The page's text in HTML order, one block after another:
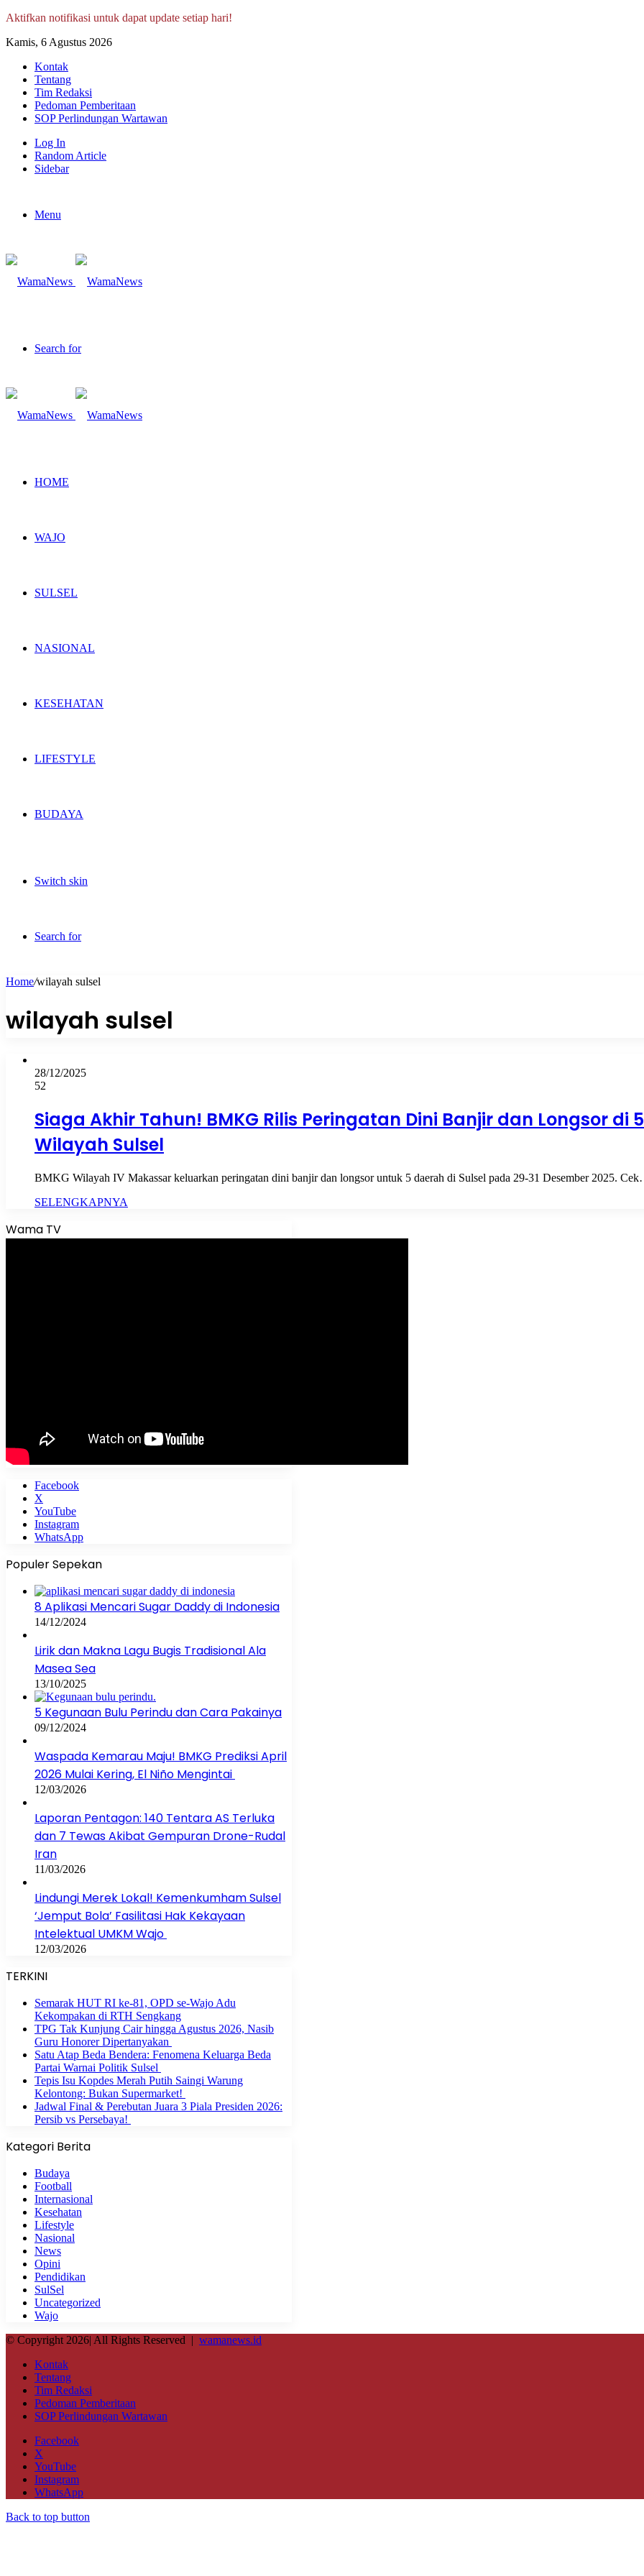
Aktifkan notifikasi untuk dapat update setiap hari!
Kamis, 6 Agustus 2026
Kontak
Tentang
Tim Redaksi
Pedoman Pemberitaan
SOP Perlindungan Wartawan
Log In
Random Article
Sidebar
Menu
Search for
HOME
WAJO
SULSEL
NASIONAL
KESEHATAN
LIFESTYLE
BUDAYA
Switch skin
Search for
Home/wilayah sulsel
wilayah sulsel
28/12/2025
52
Siaga Akhir Tahun! BMKG Rilis Peringatan Dini Banjir dan Longsor di 5
Wilayah Sulsel
BMKG Wilayah IV Makassar keluarkan peringatan dini banjir dan longsor untuk 5 daerah di Sulsel pada 29-31 Desember 2025.
SELENGKAPNYA
Wama TV
Facebook
X
YouTube
Instagram
WhatsApp
Populer Sepekan
8 Aplikasi Mencari Sugar Daddy di Indonesia
14/12/2024
Lirik dan Makna Lagu Bugis Tradisional Ala
Masea Sea
13/10/2025
5 Kegunaan Bulu Perindu dan Cara Pakainya
09/12/2024
Waspada Kemarau Maju! BMKG Prediksi April
2026 Mulai Kering, El Niño Mengintai
12/03/2026
Laporan Pentagon: 140 Tentara AS Terluka
dan 7 Tewas Akibat Gempuran Drone-Rudal
Iran
11/03/2026
Lindungi Merek Lokal! Kemenkumham Sulsel
‘Jemput Bola’ Fasilitasi Hak Kekayaan
Intelektual UMKM Wajo
12/03/2026
TERKINI
Semarak HUT RI ke-81, OPD se-Wajo Adu
Kekompakan di RTH Sengkang
TPG Tak Kunjung Cair hingga Agustus 2026, Nasib
Guru Honorer Dipertanyakan
Satu Atap Beda Bendera: Fenomena Keluarga Beda
Partai Warnai Politik Sulsel
Tepis Isu Kopdes Merah Putih Saingi Warung
Kelontong: Bukan Supermarket!
Jadwal Final & Perebutan Juara 3 Piala Presiden 2026:
Persib vs Persebaya!
Kategori Berita
Budaya
Football
Internasional
Kesehatan
Lifestyle
Nasional
News
Opini
Pendidikan
SulSel
Uncategorized
Wajo
© Copyright 2026| All Rights Reserved | wamanews.id
Kontak
Tentang
Tim Redaksi
Pedoman Pemberitaan
SOP Perlindungan Wartawan
Facebook
X
YouTube
Instagram
WhatsApp
Back to top button